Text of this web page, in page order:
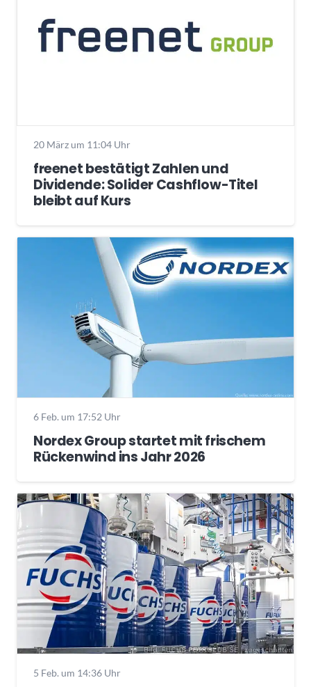
20 März um 11:04 Uhr
freenet bestätigt Zahlen und
Dividende: Solider Cashflow-Titel
bleibt auf Kurs
6 Feb. um 17:52 Uhr
Nordex Group startet mit frischem
Rückenwind ins Jahr 2026
5 Feb. um 14:36 Uhr